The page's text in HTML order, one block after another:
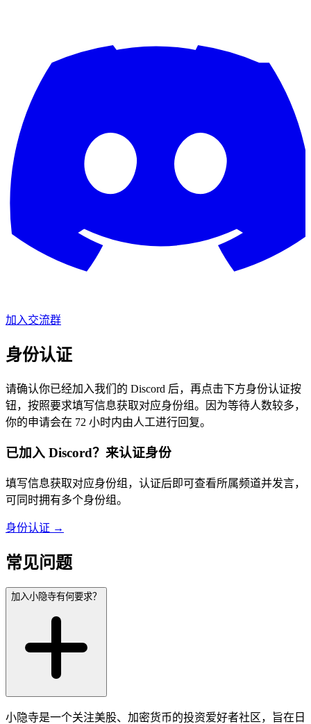
加入交流群
身份认证
请确认你已经加入我们的 Discord 后，再点击下方身份认证按
钮，按照要求填写信息获取对应身份组。因为等待人数较多，
你的申请会在 72 小时内由人工进行回复。
已加入 Discord？来认证身份
填写信息获取对应身份组，认证后即可查看所属频道并发言，
可同时拥有多个身份组。
身份认证 →
常见问题
加入小隐寺有何要求？
小隐寺是一个关注美股、加密货币的投资爱好者社区，旨在日